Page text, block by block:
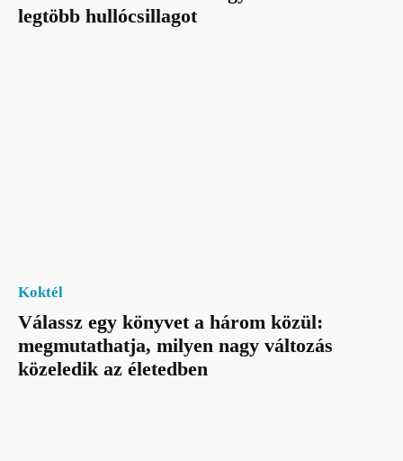
legtöbb hullócsillagot
Koktél
Válassz egy könyvet a három közül:
megmutathatja, milyen nagy változás
közeledik az életedben